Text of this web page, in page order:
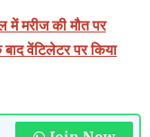
मरीज की मौत पर
वेंटिलेटर पर किया